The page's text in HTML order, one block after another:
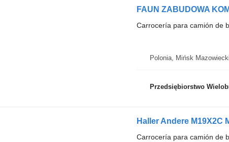
FAUN ZABUDOWA
Carrocería para camión de
Polonia, Mińsk Mazowiecki
Przedsiębiorstwo
Haller Andere M19X2C
Carrocería para camión de